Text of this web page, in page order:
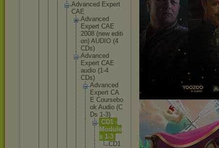
Advanced Expert
CAE
Advanced
Expert CAE
2008 (new editi
on) AUDIO (4
CDs)
Advanced
Expert CAE
audio (1-4
CDs)
Advanced
Expert CA
E Coursebo
ok Audio (C
Ds 1-3)
CD1 -
Mod u e
s 1-3
CD1